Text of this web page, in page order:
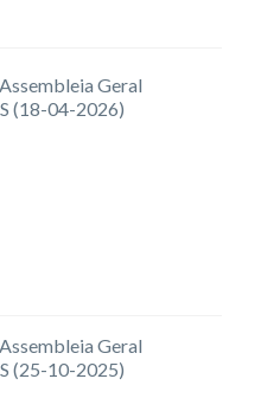
Geral
(18-04-2026)
Geral
(25-10-2025)